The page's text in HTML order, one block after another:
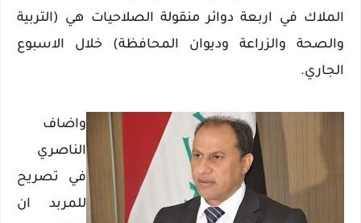
الملاك في اربعة دوائر منقولة الصلاحيات هي (التربية
والصحة والزراعة وديوان المحافظة) خلال الاسبوع
الجاري.
واضاف
الناصري
في تصريح
للمربد ان